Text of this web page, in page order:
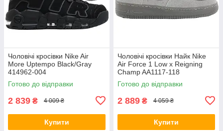
Чоловічі кросівки Nike Air
More Uptempo Black/Gray
414962-004
Готово до відправки
2 839 ₴ 4 009 ₴
Купити
Чоловічі кросівки Найк Nike
Air Force 1 Low x Reigning
Champ AA1117-118
Готово до відправки
2 889 ₴ 4 059 ₴
Купити